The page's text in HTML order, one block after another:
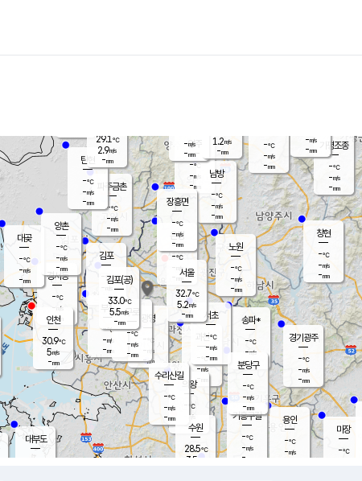
양주
-℃
-m/s
-mm
과천
- ℃
-m/s
- mm
용인
-℃
-m/s
경기광주
-℃
-m/s
-mm
대부도
경서동
-℃
- m/s
-mm
파주금촌
-℃
-m/s
-mm
가평조종
-℃
-m/s
-mm
-℃
-m/s
-mm
대곶
-℃
-m/s
-mm
창현
-℃
-m/s
-mm
탄현
-℃
-m/s
-mm
-m/s
-mm
마장
-℃
의왕
- ℃
m/s
mm
김포
- ℃
-m/s
mm
광명
- ℃
-m/s
-mm
부천
-℃
-m/s
-mm
양촌
-℃
-m/s
-mm
구로
-℃
-m/s
-mm
은평
-℃
-m/s
- mm
노원
-℃
-m/s
-mm
송파*
-℃
-m/s
-mm
서초
-℃
-m/s
-mm
남방
-℃
-m/s
-mm
기흥구갈
-℃
-m/s
-
수리산길
-℃
-m/s
-mm
분당구
-℃
-m/s
-mm
장흥면
-℃
-m/s
-mm
-m/s
-mm
김포(공)
33.0℃
5.5m/s
-mm
수원
28.5℃
3.5 m/s
인천
30.9℃
5m/s
-mm
서울
32.7℃
5.2m/s
-mm
29.1℃
2.9m/s
-mm
1.2m/s
-mm